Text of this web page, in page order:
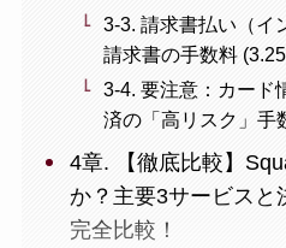
3-3. 請求書払い（イ
請求書の手数料
3-4. 要注意：カード
済の「高リスク」手
4章. 【徹底比較】
か？主要3サービスと
完全比較！